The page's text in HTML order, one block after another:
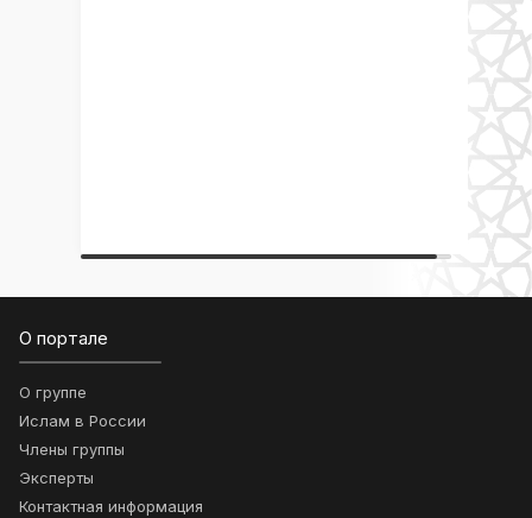
О портале
О группе
Ислам в России
Члены группы
Эксперты
Контактная информация